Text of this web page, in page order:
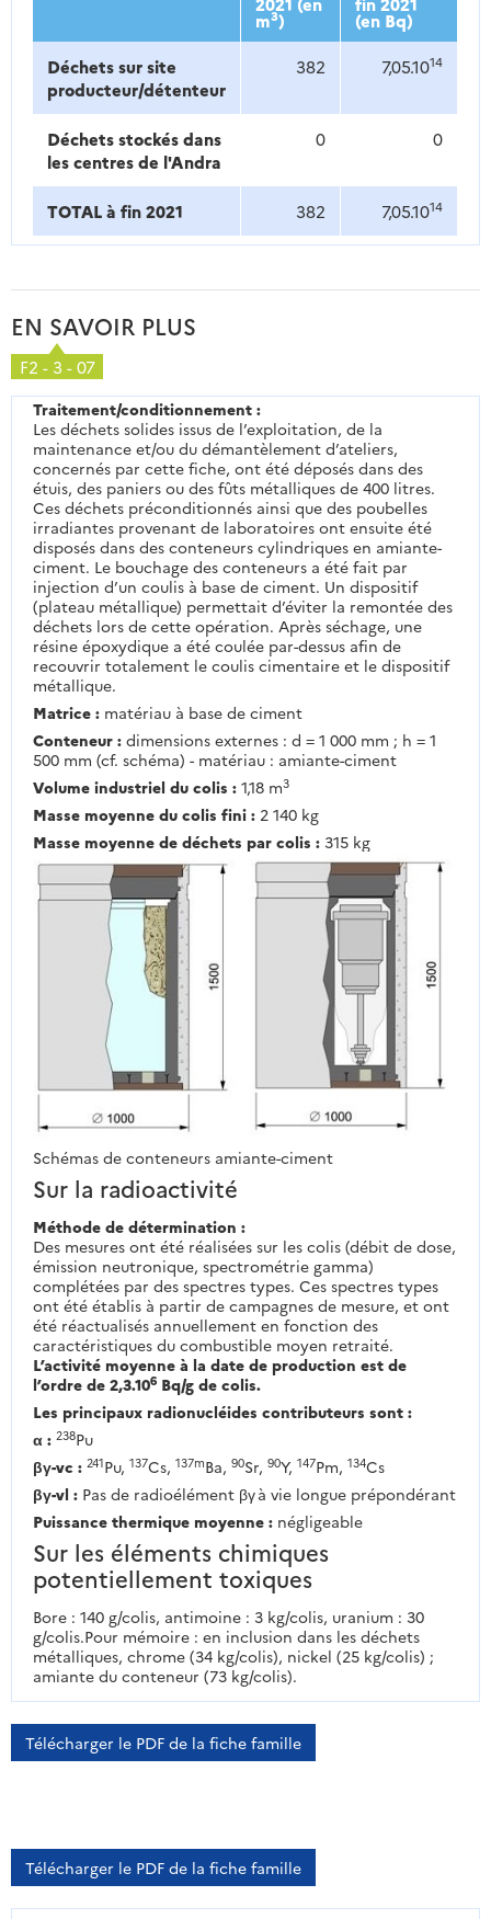
m3)
(en Bq)
Déchets sur site
producteur/détenteur
382 7,05.1014
Déchets stockés dans
les centres de l'Andra
0 0
TOTAL à fin 2021 382 7,05.1014
EN SAVOIR PLUS
F2 - 3 - 07
Traitement/conditionnement :
Les déchets solides issus de l’exploitation, de la
maintenance et/ou du démantèlement d’ateliers,
concernés par cette fiche, ont été déposés dans des
étuis, des paniers ou des fûts métalliques de 400 litres.
Ces déchets préconditionnés ainsi que des poubelles
irradiantes provenant de laboratoires ont ensuite été
disposés dans des conteneurs cylindriques en amiante-
ciment. Le bouchage des conteneurs a été fait par
injection d’un coulis à base de ciment. Un dispositif
(plateau métallique) permettait d’éviter la remontée des
déchets lors de cette opération. Après séchage, une
résine époxydique a été coulée par-dessus afin de
recouvrir totalement le coulis cimentaire et le dispositif
métallique.
Matrice :matériau à base de ciment
Conteneur : dimensions externes : d = 1 000 mm ; h = 1
500 mm (cf. schéma) - matériau : amiante-ciment
Volume industriel du colis :1,18 m3
Masse moyenne du colis fini :2 140 kg
Masse moyenne de déchets par colis :315 kg
Schémas de conteneurs amiante-ciment
Sur la radioactivité
Méthode de détermination :
Des mesures ont été réalisées sur les colis (débit de dose,
émission neutronique, spectrométrie gamma)
complétées par des spectres types. Ces spectres types
ont été établis à partir de campagnes de mesure, et ont
été réactualisés annuellement en fonction des
caractéristiques du combustible moyen retraité.
L’activité moyenne à la date de production est de
l’ordre de 2,3.106Bq/g de colis.
Les principaux radionucléides contributeurs sont :
α : 238Pu
βγ-vc : 241Pu, 137Cs, 137mBa, 90Sr, 90Y, 147Pm, 134Cs
βγ-vl :Pas de radioélément βγ à vie longue prépondérant
Puissance thermique moyenne :négligeable
Sur les éléments chimiques
potentiellement toxiques
Bore : 140 g/colis, antimoine : 3 kg/colis, uranium : 30
g/colis.Pour mémoire : en inclusion dans les déchets
métalliques, chrome (34 kg/colis), nickel (25 kg/colis) ;
amiante du conteneur (73 kg/colis).
Télécharger le PDF de la fiche famille
Télécharger le PDF de la fiche famille